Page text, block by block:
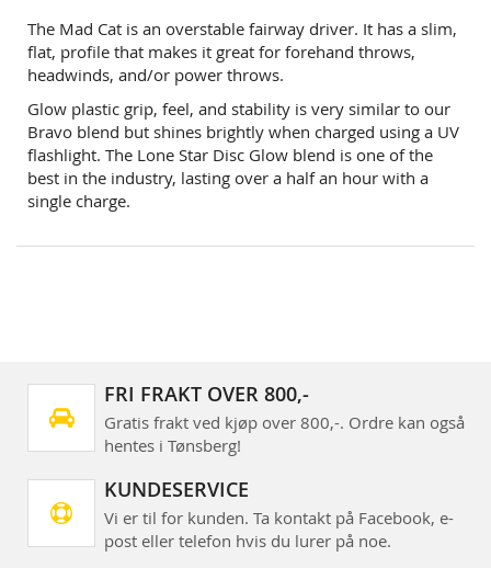
The Mad Cat is an overstable fairway driver. It has a slim,
flat, profile that makes it great for forehand throws,
headwinds, and/or power throws.
Glow plastic grip, feel, and stability is very similar to our
Bravo blend but shines brightly when charged using a UV
flashlight. The Lone Star Disc Glow blend is one of the
best in the industry, lasting over a half an hour with a
single charge.
FRI FRAKT OVER 800,-
Gratis frakt ved kjøp over 800,-. Ordre kan også
hentes i Tønsberg!
KUNDESERVICE
Vi er til for kunden. Ta kontakt på Facebook, e-
post eller telefon hvis du lurer på noe.